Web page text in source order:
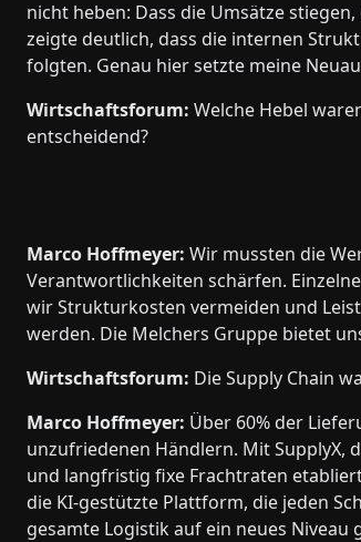
nicht heben: Dass die Umsätze
zeigte deutlich, dass die internen
folgten. Genau hier setzte meine
Wirtschaftsforum: Welche Hebel
entscheidend?
Marco Hoffmeyer: Wir mussten die
Verantwortlichkeiten schärfen.
wir Strukturkosten vermeiden und
werden. Die Melchers Gruppe bietet
Wirtschaftsforum: Die Supply Chain
Marco Hoffmeyer: Über 60% der
unzufriedenen Händlern. Mit
und langfristig fixe Frachtraten
die KI-gestützte Plattform, die jeden
gesamte Logistik auf ein neues Niveau